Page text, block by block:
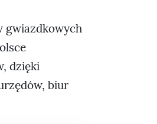
gwiazdkowych
dzięki
biur